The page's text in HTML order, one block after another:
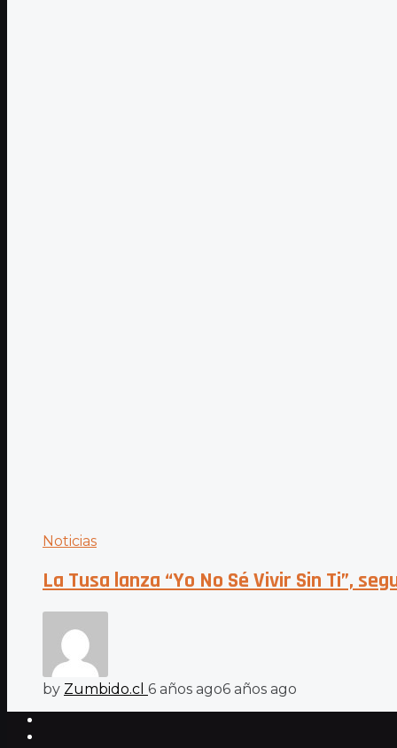
Noticias
La Tusa lanza “Yo No Sé Vivir Sin Ti”,
by Zumbido.cl 6 años ago6 años ago